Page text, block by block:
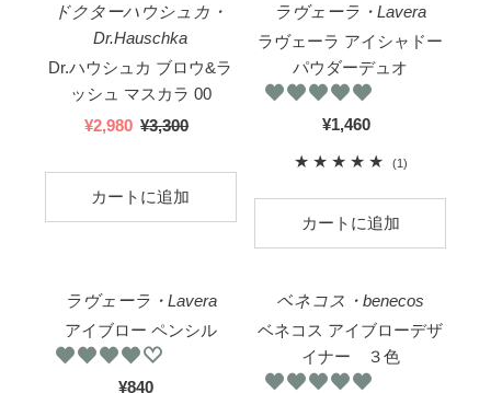
アルファベット順, Z-A
価格の安い順
価格の高い順
新着順
ドクターハウシュカ・
Dr.Hauschka
Dr.ハウシュカ ブロウ&ラ
ッシュ マスカラ 00
セ
ル
ス
ス
¥2,980 国
価
格
¥3,300
ラヴェーラ・Lavera
ラヴェーラ アイシャドー
パウダーデュオ
国
格
¥1,460
(1)1
ラヴェーラ・Lavera
アイブロー ペンシル
国
¥840
ベネコス・benecos
ベネコス アイブローデザ
イナー ３色